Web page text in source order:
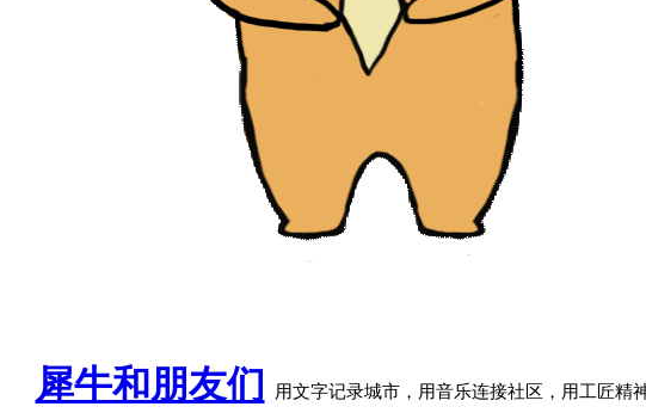
犀牛和朋友们 用文字记录城市，用音乐连接社区，用工匠精